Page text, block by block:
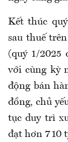
Kết thúc
sau thuế
(quý 1/2025
với cùng kỳ
động bán
đồng, chủ
tục duy trì
đạt hơn 710